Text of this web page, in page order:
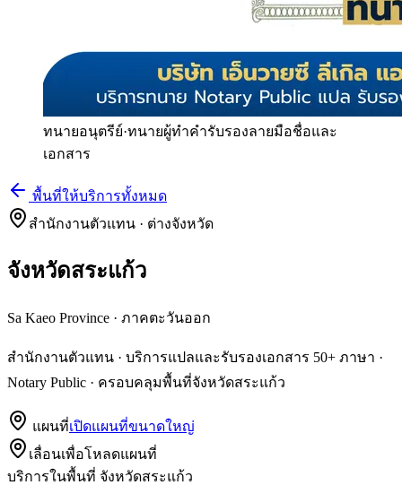
ทนายอนุตรีย์·ทนายผู้ทำคำรับรองลายมือชื่อและ
เอกสาร
พื้นที่ให้บริการทั้งหมด
สำนักงานตัวแทน · ต่างจังหวัด
จังหวัดสระแก้ว
Sa Kaeo Province · ภาคตะวันออก
สำนักงานตัวแทน · บริการแปลและรับรองเอกสาร 50+ ภาษา ·
Notary Public · ครอบคลุมพื้นที่จังหวัดสระแก้ว
แผนที่เปิดแผนที่ขนาดใหญ่
เลื่อนเพื่อโหลดแผนที่
บริการในพื้นที่ จังหวัดสระแก้ว